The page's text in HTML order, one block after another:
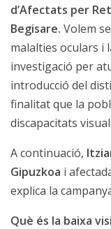
d’Afectats per
Begisare. Volem
malalties oculars i
investigació per
introducció del
finalitat que la
discapacitats
A continuació,
Gipuzkoa i
explica la
Què és la baixa